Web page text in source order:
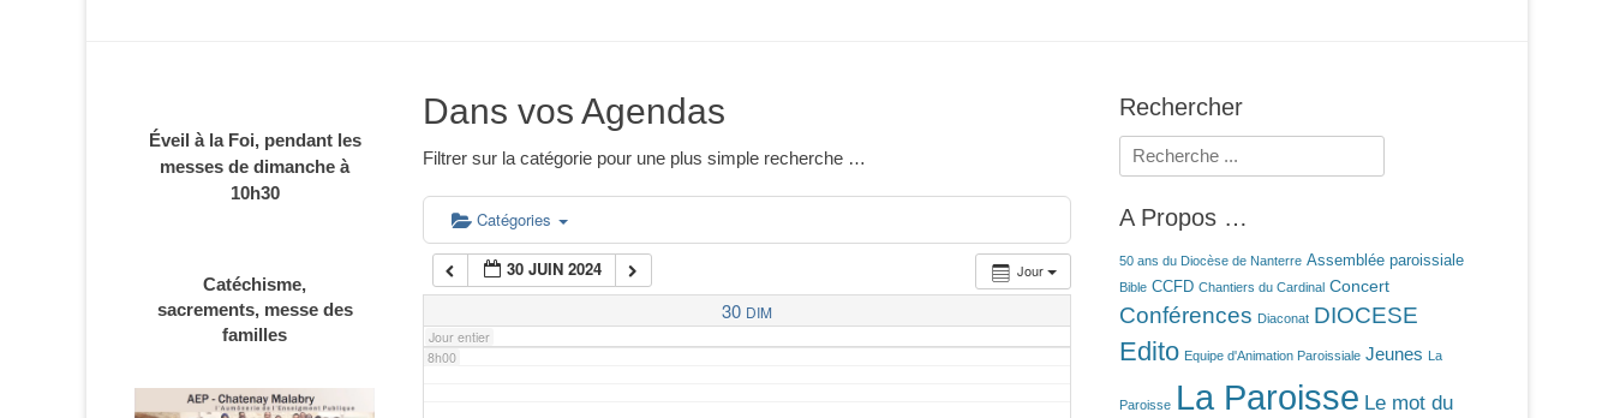
Dans vos Agendas
Filtrer sur la catégorie pour une plus simple recherche …
Catégories
Jour
30 JUIN 2024
30 DIM
Jour entier
6h00
7h00
8h00
Rechercher
Rechercher :
A Propos …
50 ans du Diocèse de Nanterre Assemblée paroissiale
Bible CCFD Chantiers du Cardinal Concert
Conférences Diaconat DIOCESE
Edito Equipe d'Animation Paroissiale Jeunes La
Paroisse La Paroisse Le mot du
Éveil à la Foi, pendant les
messes de dimanche à
10h30
Catéchisme,
sacrements, messe des
familles